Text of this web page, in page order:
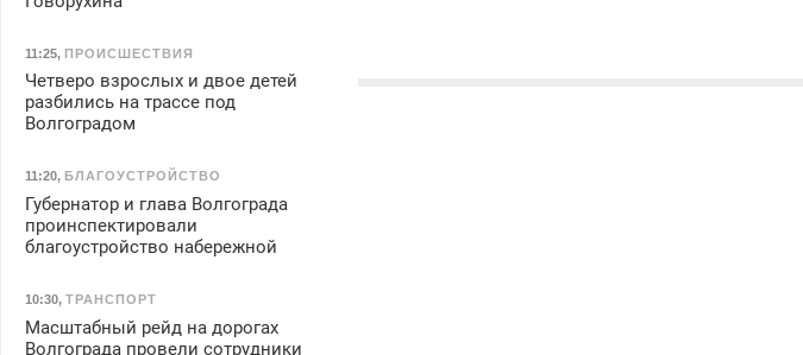
11:25, ПРОИСШЕСТВИЯ
Четверо взрослых и двое детей
разбились на трассе под
Волгоградом
11:20, БЛАГОУСТРОЙСТВО
Губернатор и глава Волгограда
проинспектировали
благоустройство набережной
10:30, ТРАНСПОРТ
Масштабный рейд на дорогах
Волгограда провели сотрудники